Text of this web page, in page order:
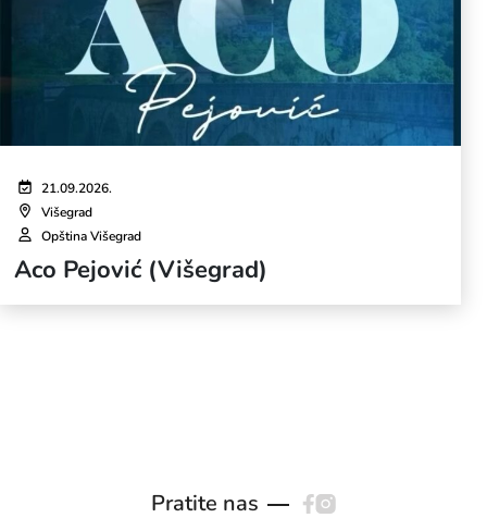
21.09.2026.
Višegrad
Opština Višegrad
Aco Pejović (Višegrad)
Pratite nas